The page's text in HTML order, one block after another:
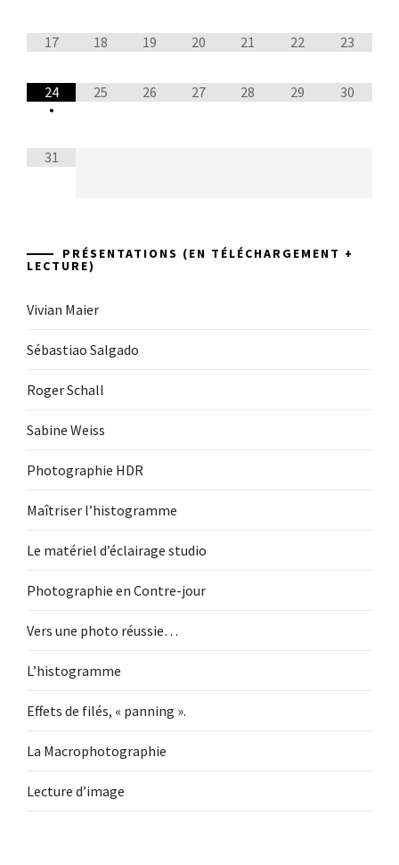
17 18 19 20 21 22 23
24
•
25 26 27 28 29 30
31
PRÉSENTATIONS (EN TÉLÉCHARGEMENT +
LECTURE)
Vivian Maier
Sébastiao Salgado
Roger Schall
Sabine Weiss
Photographie HDR
Maîtriser l’histogramme
Le matériel d’éclairage studio
Photographie en Contre-jour
Vers une photo réussie…
L’histogramme
Effets de filés, « panning ».
La Macrophotographie
Lecture d’image